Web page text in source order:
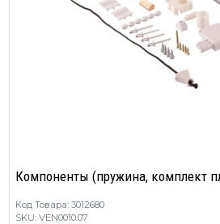
Компоненты (пружина, комплект
Код Товара: 3012680
SKU: VEN0010.07